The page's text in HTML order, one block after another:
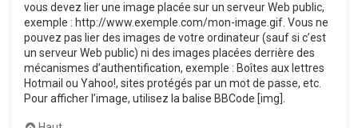
vous devez lier une image placée sur un serveur Web public,
exemple : http://www.exemple.com/mon-image.gif. Vous ne
pouvez pas lier des images de votre ordinateur (sauf si c’est
un serveur Web public) ni des images placées derrière des
mécanismes d’authentification, exemple : Boîtes aux lettres
Hotmail ou Yahoo!, sites protégés par un mot de passe, etc.
Pour afficher l’image, utilisez la balise BBCode [img].